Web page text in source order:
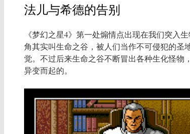
法儿与希德的告别
《梦幻之星4》第一处煽情点出现在我们突入
角其实叫生命之谷，被人们当作不可侵犯的圣
觉。不过后来生命之谷不断冒出各种生化怪物
异变而起的。